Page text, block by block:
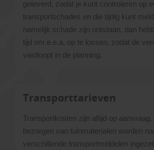
geleverd, zodat je kunt controleren op
transportschades en die tijdig kunt
namelijk schade zijn ontstaan, dan
tijd om e.e.a. op te lossen, zodat de
vastloopt in de planning.
Transporttarieven
Transportkosten zijn altijd op aanvraag.
bezorgen van tuinmaterialen worden
verschillende transportmiddelen